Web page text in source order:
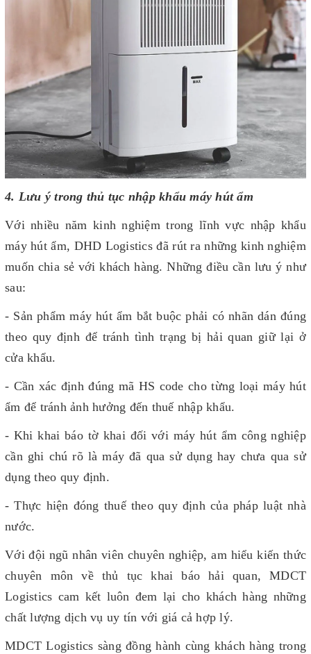
4. Lưu ý trong thủ tục nhập khẩu máy hút ẩm
Với nhiều năm kinh nghiệm trong lĩnh vực nhập khẩu
máy hút ẩm, DHD Logistics đã rút ra những kinh nghiệm
muốn chia sẻ với khách hàng. Những điều cần lưu ý như
sau:
- Sản phẩm máy hút ẩm bắt buộc phải có nhãn dán đúng
theo quy định để tránh tình trạng bị hải quan giữ lại ở
cửa khẩu.
- Cần xác định đúng mã HS code cho từng loại máy hút
ẩm để tránh ảnh hưởng đến thuế nhập khẩu.
- Khi khai báo tờ khai đối với máy hút ẩm công nghiệp
cần ghi chú rõ là máy đã qua sử dụng hay chưa qua sử
dụng theo quy định.
- Thực hiện đóng thuế theo quy định của pháp luật nhà
nước.
Với đội ngũ nhân viên chuyên nghiệp, am hiểu kiến thức
chuyên môn về thủ tục khai báo hải quan, MDCT
Logistics cam kết luôn đem lại cho khách hàng những
chất lượng dịch vụ uy tín với giá cả hợp lý.
MDCT Logistics sàng đồng hành cùng khách hàng trong